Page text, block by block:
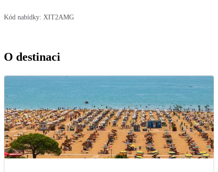
Kód nabídky: XIT2AMG
O destinaci